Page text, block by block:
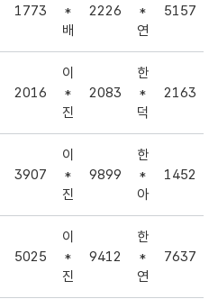
1773
*
배
2226
*
연
5157
2016
이
*
진
2083
한
*
덕
2163
3907
이
*
진
9899
한
*
아
1452
5025
이
*
진
9412
한
*
연
7637